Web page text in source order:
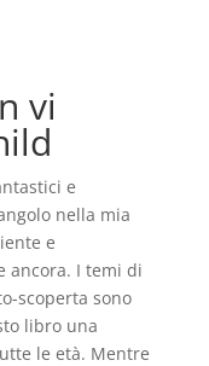
vi
e
nella mia
e
ancora. I temi di
scoperta sono
libro una
le età. Mentre